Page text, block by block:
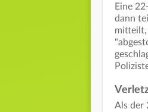
Eine
dann
mitteilt,
Als der